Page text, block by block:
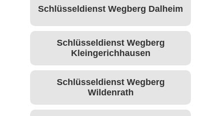
Schlüsseldienst Wegberg Dalheim
Schlüsseldienst Wegberg
Kleingerichhausen
Schlüsseldienst Wegberg
Wildenrath